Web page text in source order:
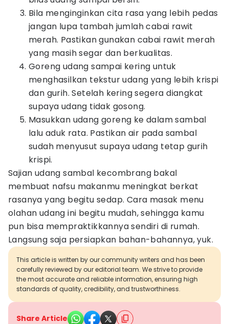
Bila menginginkan cita rasa yang lebih pedas
jangan lupa tambah jumlah cabai rawit
merah. Pastikan gunakan cabai rawit merah
yang masih segar dan berkualitas.
Goreng udang sampai kering untuk
menghasilkan tekstur udang yang lebih krispi
dan gurih. Setelah kering segera diangkat
supaya udang tidak gosong.
Masukkan udang goreng ke dalam sambal
lalu aduk rata. Pastikan air pada sambal
sudah menyusut supaya udang tetap gurih
krispi.
Sajian udang sambal kecombrang bakal
membuat nafsu makanmu meningkat berkat
rasanya yang begitu sedap. Cara masak menu
olahan udang ini begitu mudah, sehingga kamu
pun bisa mempraktikkannya sendiri di rumah.
Langsung saja persiapkan bahan-bahannya, yuk.
This article is written by our community writers and has been
carefully reviewed by our editorial team. We strive to provide
the most accurate and reliable information, ensuring high
standards of quality, credibility, and trustworthiness.
Share Article